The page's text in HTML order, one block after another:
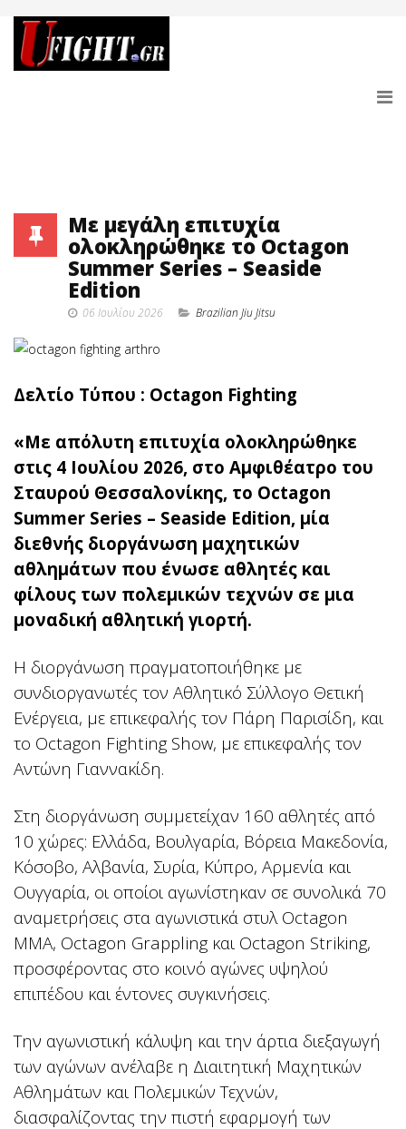
Με μεγάλη επιτυχία
ολοκληρώθηκε το Octagon
Summer Series – Seaside
Edition
06 Ιουλίου 2026 Brazilian Jiu Jitsu
Δελτίο Τύπου : Octagon Fighting
«Με απόλυτη επιτυχία ολοκληρώθηκε
στις 4 Ιουλίου 2026, στο Αμφιθέατρο του
Σταυρού Θεσσαλονίκης, το Octagon
Summer Series – Seaside Edition, μία
διεθνής διοργάνωση μαχητικών
αθλημάτων που ένωσε αθλητές και
φίλους των πολεμικών τεχνών σε μια
μοναδική αθλητική γιορτή.
Η διοργάνωση πραγματοποιήθηκε με
συνδιοργανωτές τον Αθλητικό Σύλλογο Θετική
Ενέργεια, με επικεφαλής τον Πάρη Παρισίδη, και
το Octagon Fighting Show, με επικεφαλής τον
Αντώνη Γιαννακίδη.
Στη διοργάνωση συμμετείχαν 160 αθλητές από
10 χώρες: Ελλάδα, Βουλγαρία, Βόρεια Μακεδονία,
Κόσοβο, Αλβανία, Συρία, Κύπρο, Αρμενία και
Ουγγαρία, οι οποίοι αγωνίστηκαν σε συνολικά 70
αναμετρήσεις στα αγωνιστικά στυλ Octagon
MMA, Octagon Grappling και Octagon Striking,
προσφέροντας στο κοινό αγώνες υψηλού
επιπέδου και έντονες συγκινήσεις.
Την αγωνιστική κάλυψη και την άρτια διεξαγωγή
των αγώνων ανέλαβε η Διαιτητική Μαχητικών
Αθλημάτων και Πολεμικών Τεχνών,
διασφαλίζοντας την πιστή εφαρμογή των